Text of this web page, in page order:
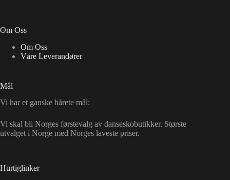
Om Oss
Om Oss
Våre Leverandører
Mål
Vi har et ganske hårete mål:
Vi skal bli Norges førstevalg av danseskobutikker. Største
utvalget i Norge med Norges laveste priser.
Hurtiglinker